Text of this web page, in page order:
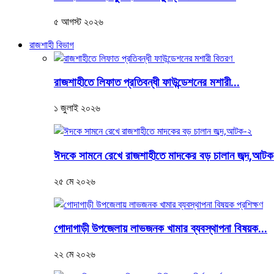
৫ আগস্ট ২০২৬
রাজশাহী বিভাগ
রাজশাহীতে লিফাত প্রতিবন্ধী ফাউন্ডেশনের মশারী...
১ জুলাই ২০২৬
ঈদকে সামনে রেখে রাজশাহীতে মাদকের বড় চালান
২৫ মে ২০২৬
গোদাগাড়ী উপজেলায় লাভজনক খামার ব্যবস্থাপনা বিষয়ক...
২২ মে ২০২৬